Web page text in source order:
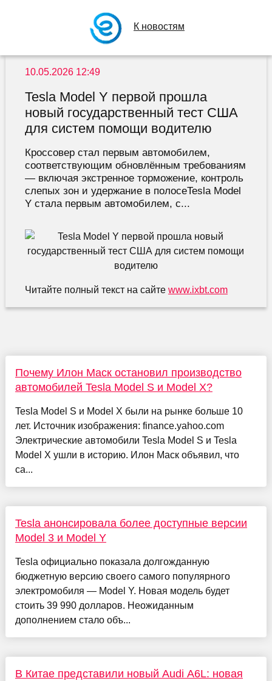
К новостям
10.05.2026 12:49
Tesla Model Y первой прошла
новый государственный тест США
для систем помощи водителю
Кроссовер стал первым автомобилем,
соответствующим обновлённым требованиям
— включая экстренное торможение, контроль
слепых зон и удержание в полосеTesla Model
Y стала первым автомобилем, с...
Читайте полный текст на сайте www.ixbt.com
Почему Илон Маск остановил производство
автомобилей Tesla Model S и Model X?
Tesla Model S и Model X были на рынке больше 10
лет. Источник изображения: finance.yahoo.com
Электрические автомобили Tesla Model S и Tesla
Model X ушли в историю. Илон Маск объявил, что
са...
Tesla анонсировала более доступные версии
Model 3 и Model Y
Tesla официально показала долгожданную
бюджетную версию своего самого популярного
электромобиля — Model Y. Новая модель будет
стоить 39 990 долларов. Неожиданным
дополнением стало объ...
В Китае представили новый Audi A6L: новая